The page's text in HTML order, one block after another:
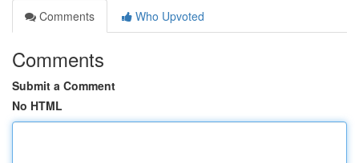
Comments
Who Upvoted
Comments
Submit a Comment
No HTML